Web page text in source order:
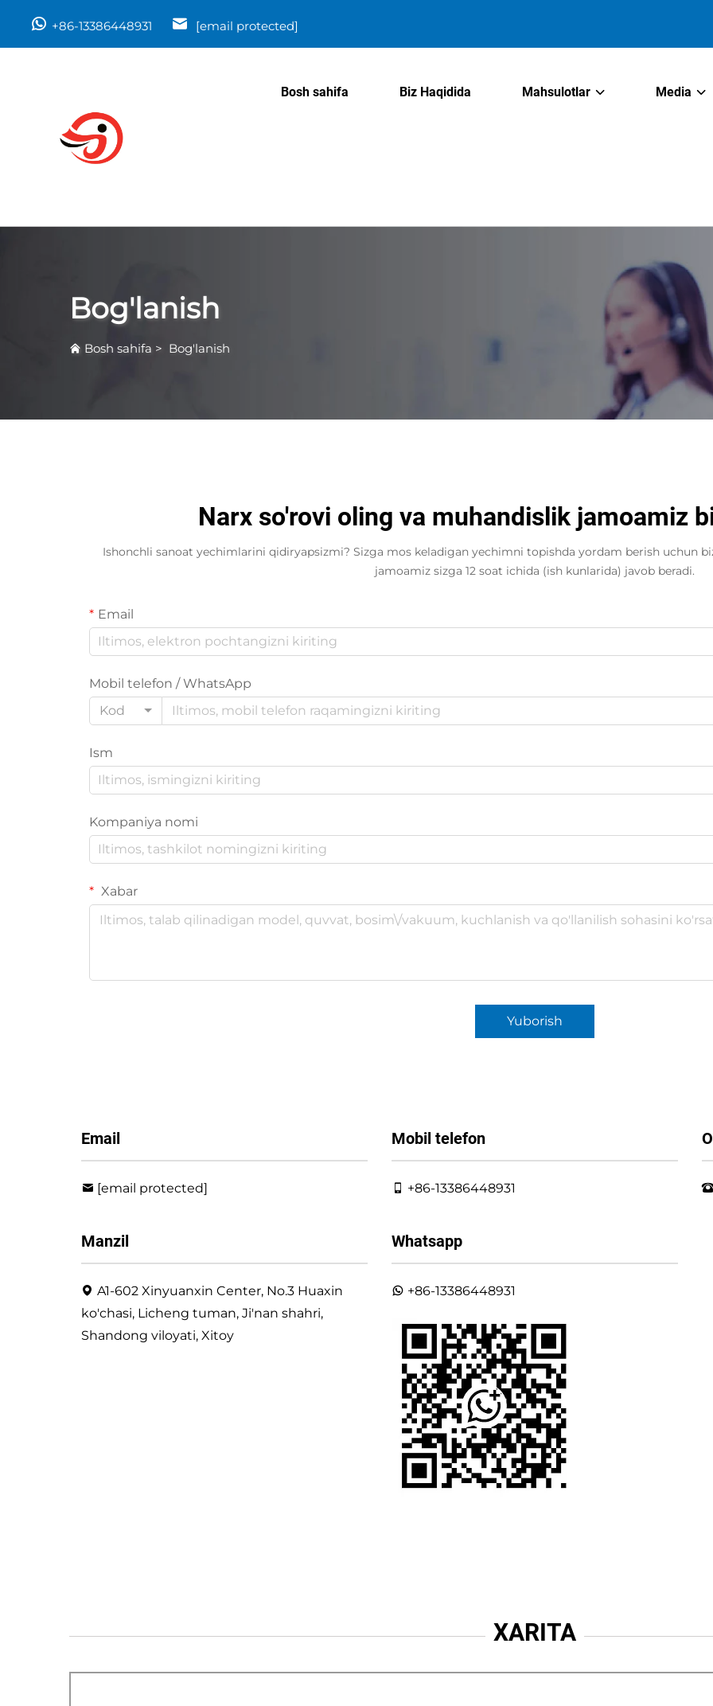
+86-13386448931 [email protected]
Bosh sahifa Biz Haqidida Mahsulotlar Media
Bog'lanish
Bosh sahifa > Bog'lanish
Narx so'rovi oling va muhandislik jamoamiz
Ishonchli sanoat yechimlarini qidiryapsizmi? Sizga mos keladigan yechimni topishda yordam berish uchun
jamoamiz sizga 12 soat ichida (ish kunlarida) javob beradi.
Email
Mobil telefon / WhatsApp
Kod
Ism
Kompaniya nomi
Xabar
Yuborish
Email
[email protected]
Mobil telefon
+86-13386448931
Manzil
A1-602 Xinyuanxin Center, No.3 Huaxin
ko'chasi, Licheng tuman, Ji'nan shahri,
Shandong viloyati, Xitoy
Whatsapp
+86-13386448931
XARITA